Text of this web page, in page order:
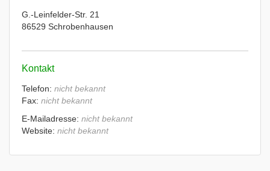
G.-Leinfelder-Str. 21
86529 Schrobenhausen
Kontakt
Telefon: nicht bekannt
Fax: nicht bekannt
E-Mailadresse: nicht bekannt
Website: nicht bekannt